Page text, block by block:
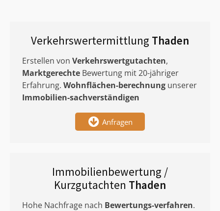
Verkehrswertermittlung Thaden
Erstellen von Verkehrswertgutachten,
Marktgerechte Bewertung mit 20-jähriger
Erfahrung. Wohnflächen-berechnung unserer
Immobilien-sachverständigen
Anfragen
Immobilienbewertung /
Kurzgutachten Thaden
Hohe Nachfrage nach Bewertungs-verfahren.